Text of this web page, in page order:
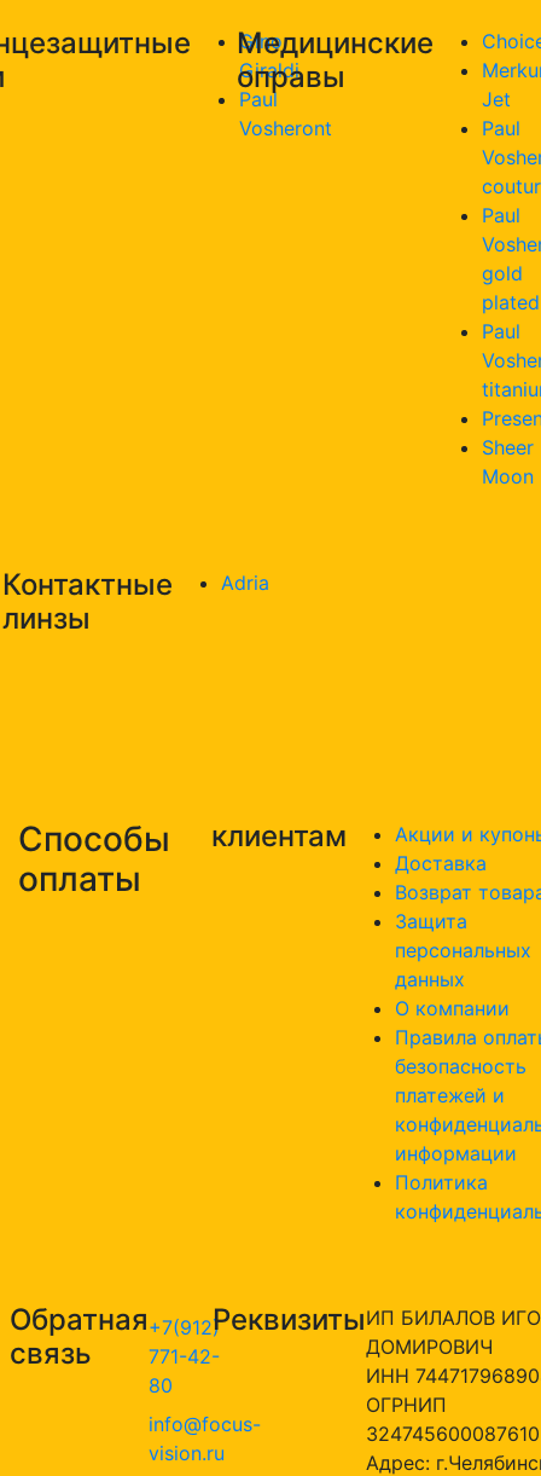
Gino
Giraldi
Paul
Vosheront
Медицинские
оправы
Jet
Paul
Paul
gold
plated
Paul
Sheer
Moon
Контактные
линзы
Adria
Способы
оплаты
клиентам
Акции и
Доставка
Возврат
Защита
персональных
данных
О компании
Правила
безопасность
платежей и
информации
Политика
Обратная
связь
+7(912)
771-42-
80
info@focus-
vision.ru
РеквизитыИП БИЛАЛОВ
ДОМИРОВИЧ
ИНН
ОГРНИП
324745600087610
Адрес: